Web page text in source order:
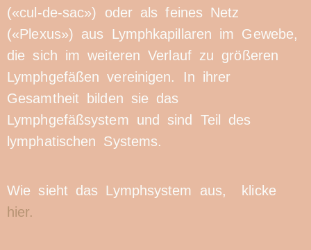
(«cul-de-sac») oder als feines Netz
(«Plexus») aus Lymphkapillaren im Gewebe,
die sich im weiteren Verlauf zu größeren
Lymphgefäßen vereinigen. In ihrer
Gesamtheit bilden sie das
Lymphgefäßsystem und sind Teil des
lymphatischen Systems.
Wie sieht das Lymphsystem aus, klicke
hier.